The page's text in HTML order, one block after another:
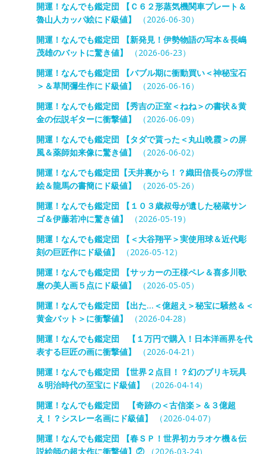
開運！なんでも鑑定団 【Ｃ６２形蒸気機関車プレート＆
魯山人カッパ絵にド級値】
（2026-06-30）
開運！なんでも鑑定団 【新発見！伊勢物語の写本＆長嶋
茂雄のバットに驚き値】
（2026-06-23）
開運！なんでも鑑定団 【バブル期に衝動買い＜神秘宝石
＞＆草間彌生作にド級値】
（2026-06-16）
開運！なんでも鑑定団 【秀吉の正室＜ねね＞の書状＆黄
金の伝説ギターに衝撃値】
（2026-06-09）
開運！なんでも鑑定団 【タダで貰った＜丸山晩霞＞の屏
風＆薬師如来像に驚き値】
（2026-06-02）
開運！なんでも鑑定団【天井裏から！？織田信長らの浮世
絵＆龍馬の書簡にド級値】
（2026-05-26）
開運！なんでも鑑定団 【１０３歳叔母が遺した秘蔵サン
ゴ＆伊藤若冲に驚き値】
（2026-05-19）
開運！なんでも鑑定団 【＜大谷翔平＞実使用球＆近代彫
刻の巨匠作にド級値】
（2026-05-12）
開運！なんでも鑑定団 【サッカーの王様ペレ＆喜多川歌
麿の美人画５点にド級値】
（2026-05-05）
開運！なんでも鑑定団 【出た…＜億超え＞秘宝に騒然＆＜
黄金バット＞に衝撃値】
（2026-04-28）
開運！なんでも鑑定団 【１万円で購入！日本洋画界を代
表する巨匠の画に衝撃値】
（2026-04-21）
開運！なんでも鑑定団 【世界２点目！？幻のブリキ玩具
＆明治時代の至宝にド級値】
（2026-04-14）
開運！なんでも鑑定団 【奇跡の＜古信楽＞＆３億超
え！？シスレー名画にド級値】
（2026-04-07）
開運！なんでも鑑定団 【春ＳＰ！世界初カラオケ機＆伝
説絵師の超大作に衝撃値】②（2026-03-24）